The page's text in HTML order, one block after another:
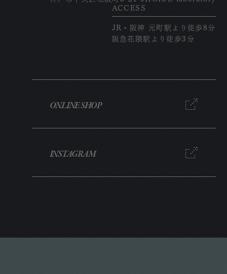
ACCESS
JR・阪神 元町駅より徒歩8分
阪急花隈駅より徒歩3分
ONLINE SHOP
INSTAGRAM